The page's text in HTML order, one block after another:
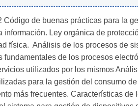
de buenas prácticas para la
Ley orgánica de
física.  Análisis de los procesos de
de los procesos
utilizados por los mismos
para la gestión del consumo
más frecuentes. Características